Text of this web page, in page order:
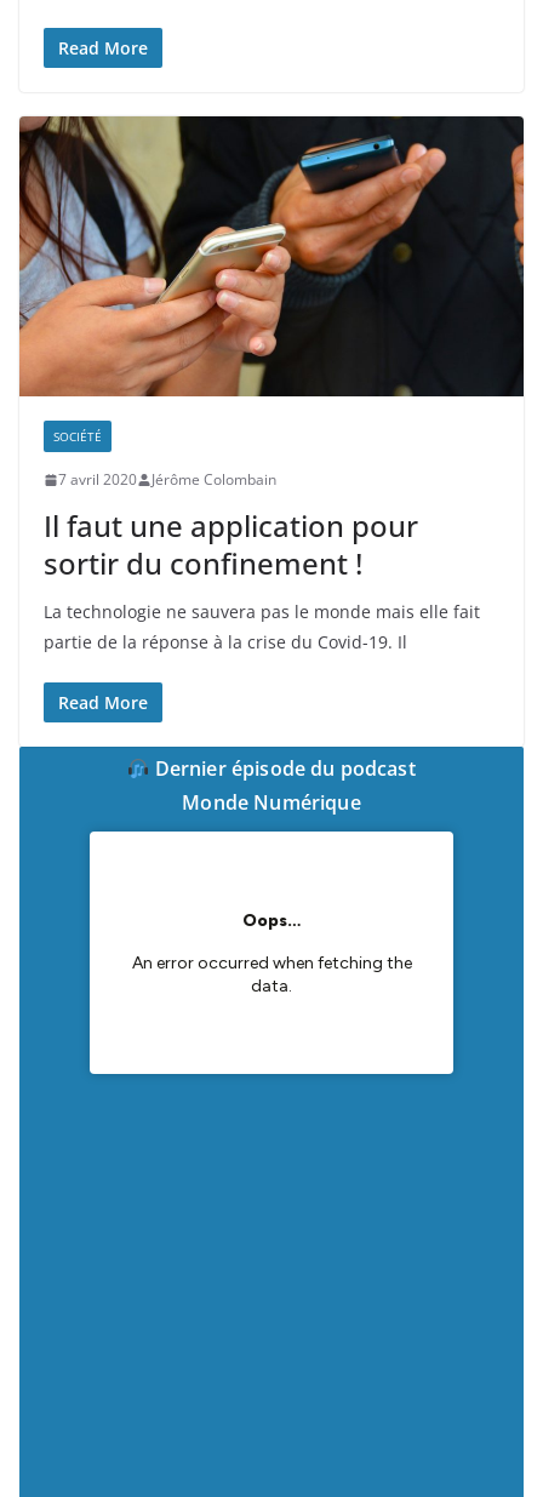
Read More
SOCIÉTÉ
7 avril 2020 Jérôme Colombain
Il faut une application pour
sortir du confinement !
La technologie ne sauvera pas le monde mais elle fait
partie de la réponse à la crise du Covid-19. Il
Read More
Dernier épisode du podcast
Monde Numérique